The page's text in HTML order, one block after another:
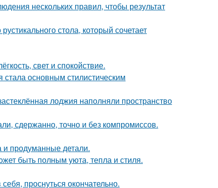
нескольких правил, чтобы результат
стола, который сочетает
свет и спокойствие.
основным стилистическим
лоджия наполняли пространство
сдержанно, точно и без компромиссов.
и продуманные детали.
быть полным уюта, тепла и стиля.
проснуться окончательно.